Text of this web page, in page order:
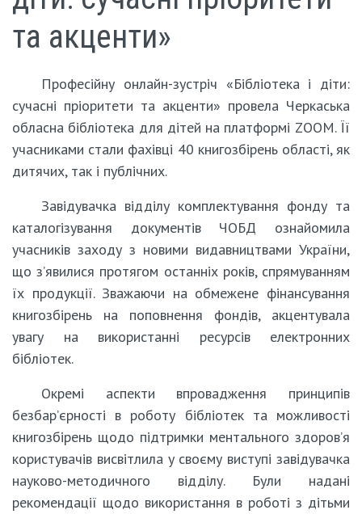
та акценти»
Професійну онлайн-зустріч «Бібліотека і діти:
сучасні пріоритети та акценти» провела Черкаська
обласна бібліотека для дітей на платформі ZOOM. Її
учасниками стали фахівці 40 книгозбірень області, як
дитячих, так і публічних.
Завідувачка відділу комплектування фонду та
каталогізування документів ЧОБД ознайомила
учасників заходу з новими видавництвами України,
що з’явилися протягом останніх років, спрямуванням
їх продукції. Зважаючи на обмежене фінансування
книгозбірень на поповнення фондів, акцентувала
увагу на використанні ресурсів електронних
бібліотек.
Окремі аспекти впровадження принципів
безбар’єрності в роботу бібліотек та можливості
книгозбірень щодо підтримки ментального здоров’я
користувачів висвітлила у своєму виступі завідувачка
науково-методичного відділу. Були надані
рекомендації щодо використання в роботі з дітьми